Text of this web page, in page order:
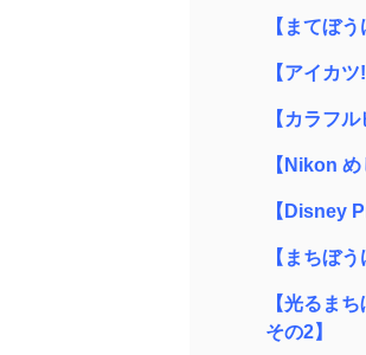
【まてぼう
【アイカ
【カラフ
【Nikon
【Disney
【まちぼ
【光るま
その2】